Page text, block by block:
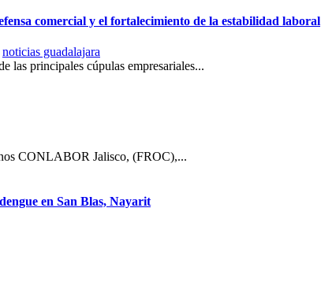
comercial y el fortalecimiento de la estabilidad laboral
noticias guadalajara
las principales cúpulas empresariales...
CONLABOR Jalisco, (FROC),...
en San Blas, Nayarit